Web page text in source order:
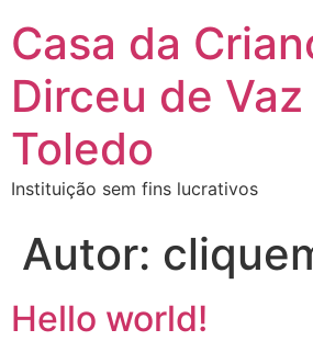
Casa da
Dirceu de Vaz
Toledo
Instituição sem fins lucrativos
Autor:
Hello world!